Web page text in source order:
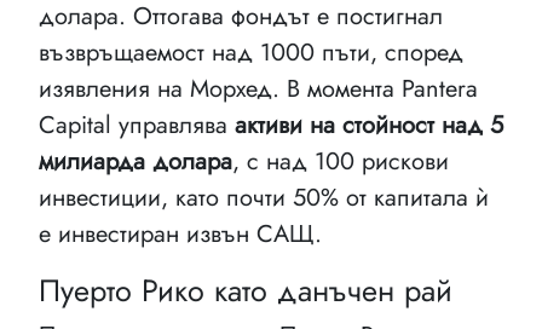
долара. Оттогава фондът е постигнал
възвръщаемост над 1000 пъти, според
изявления на Морхед. В момента Pantera
Capital управлява активи на стойност над 5
милиарда долара, с над 100 рискови
инвестиции, като почти 50% от капитала ѝ
е инвестиран извън САЩ.
Пуерто Рико като данъчен рай